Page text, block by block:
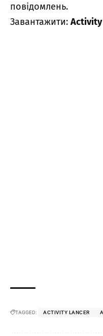
повідомлень.
Завантажити: Activity
TAGGED: ACTIVITY LANCER